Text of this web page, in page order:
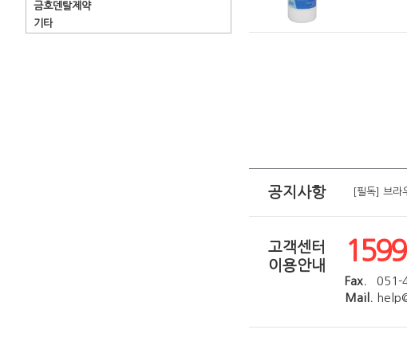
금호덴탈제약
기타
공지사항
[필독] 브라
[필독] 브라
고객센터
이용안내
Fax.
051-
Mail.